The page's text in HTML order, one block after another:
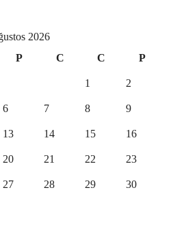
2026
P C C P
1 2
6 7 8 9
13 14 15 16
20 21 22 23
27 28 29 30